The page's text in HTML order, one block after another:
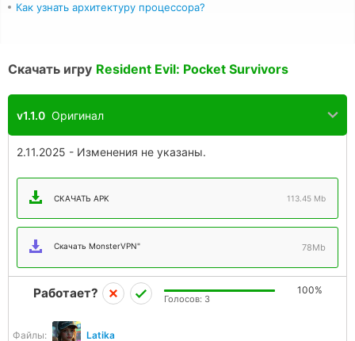
Как узнать архитектуру процессора?
Скачать игру Resident Evil: Pocket Survivors
v1.1.0 Оригинал
2.11.2025 - Изменения не указаны.
СКАЧАТЬ APK 113.45 Mb
Скачать MonsterVPN" 78Mb
Файлы: Latika
Работает? 100%
Голосов: 3